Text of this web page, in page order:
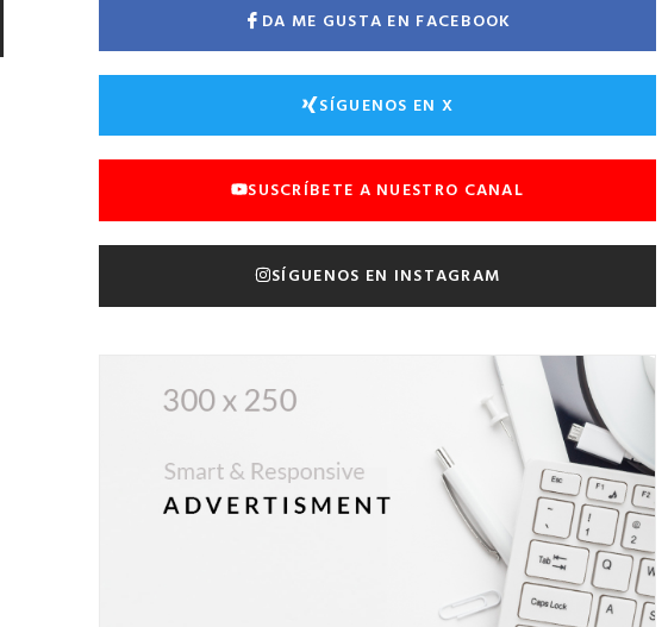
DA ME GUSTA EN FACEBOOK
SÍGUENOS EN X
SUSCRÍBETE A NUESTRO CANAL
SÍGUENOS EN INSTAGRAM